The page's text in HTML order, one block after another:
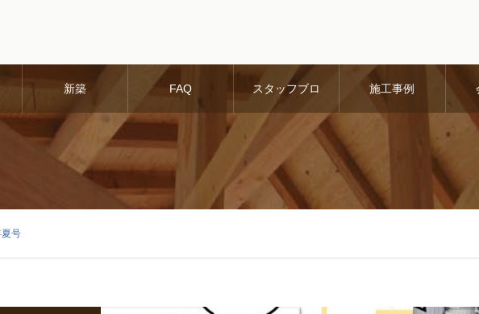
新築 FAQ スタッフブロ 施工事例
号